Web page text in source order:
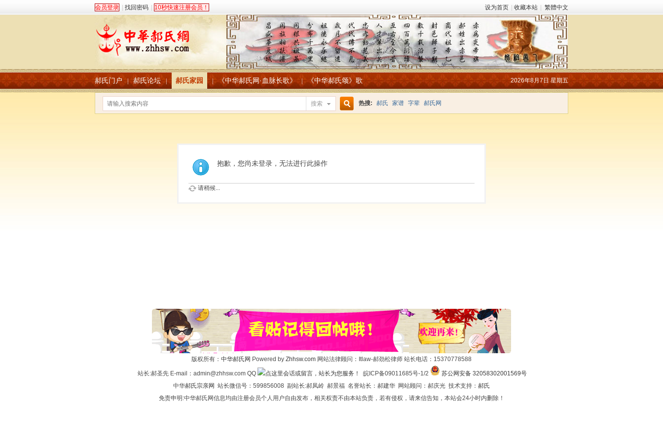
会员登录 找回密码 10秒快速注册会员！ 设为首页 收藏本站 繁體中文
郝氏门户 | 郝氏论坛 | 郝氏家园 《中华郝氏网·血脉长歌》 《中华郝氏颂》歌 2026年8月7日 星期五
搜索 热搜: 郝氏 家谱 字辈 郝氏网
抱歉，您尚未登录，无法进行此操作
请稍候...
版权所有： 中华郝氏网 Powered by Zhhsw.com 网站法律顾问：Itlaw-郝劲松律师 站长电话：15370778588
站长:郝圣先 E-mail：admin@zhhsw.com QQ 皖ICP备09011685号-1/2
苏公网安备 32058302001569号
中华郝氏宗亲网 站长微信号：599856008 副站长:郝凤岭 郝景福 名誉站长：郝建华 网站顾问：郝庆光 技术支持： 郝氏
免责申明:中华郝氏网信息均由注册会员个人用户自由发布，相关权责不由本站负责，若有侵权，请来信告知，本站会24小时内删除！